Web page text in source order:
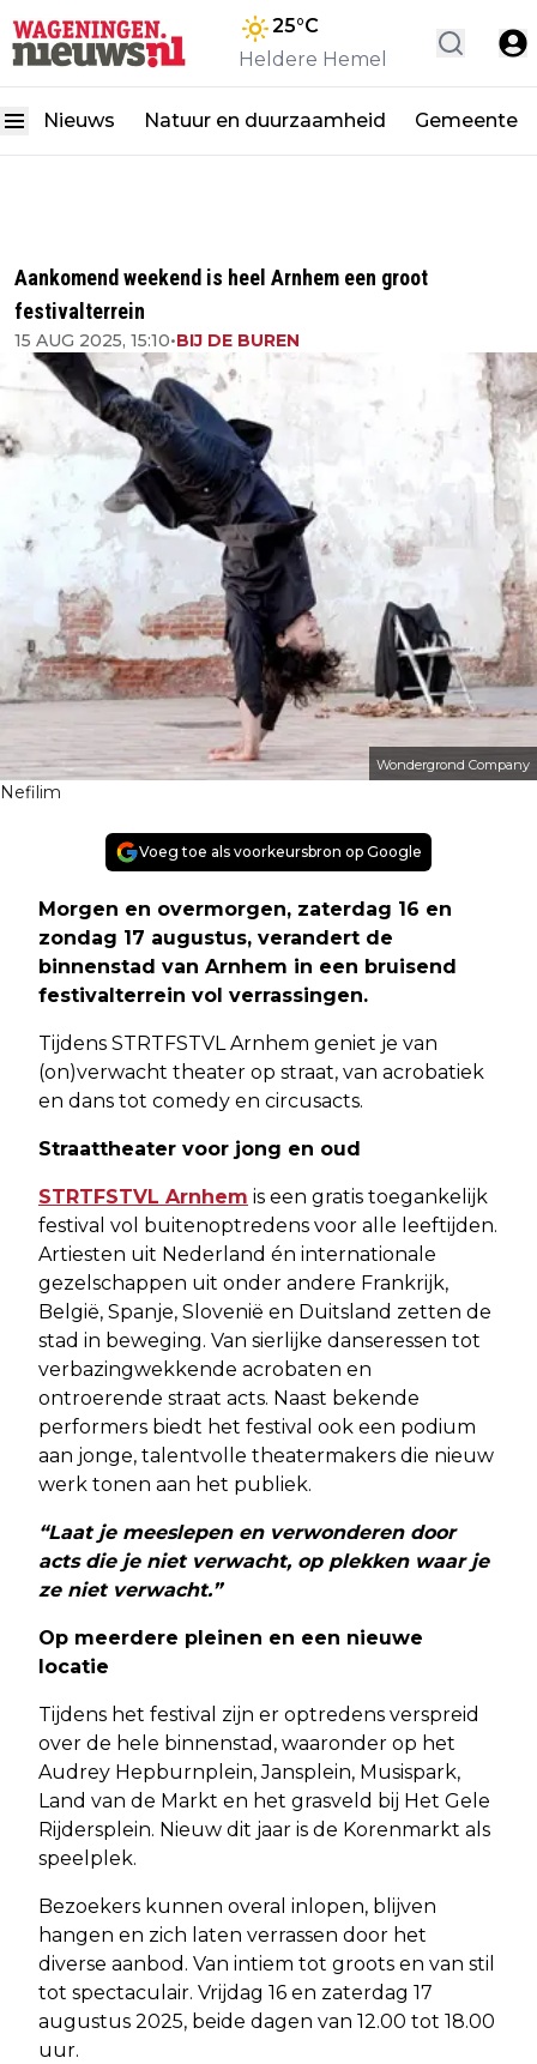
25°C
Heldere Hemel
Nieuws Natuur en duurzaamheid Gemeente
Aankomend weekend is heel Arnhem een groot
festivalterrein
15 AUG 2025, 15:10•BIJ DE BUREN
Wondergrond Company
Nefilim
Voeg toe als voorkeursbron op Google
Morgen en overmorgen, zaterdag 16 en
zondag 17 augustus, verandert de
binnenstad van Arnhem in een bruisend
festivalterrein vol verrassingen.
Tijdens STRTFSTVL Arnhem geniet je van
(on)verwacht theater op straat, van acrobatiek
en dans tot comedy en circusacts.
Straattheater voor jong en oud
STRTFSTVL Arnhem is een gratis toegankelijk
festival vol buitenoptredens voor alle leeftijden.
Artiesten uit Nederland én internationale
gezelschappen uit onder andere Frankrijk,
België, Spanje, Slovenië en Duitsland zetten de
stad in beweging. Van sierlijke danseressen tot
verbazingwekkende acrobaten en
ontroerende straat acts. Naast bekende
performers biedt het festival ook een podium
aan jonge, talentvolle theatermakers die nieuw
werk tonen aan het publiek.
“Laat je meeslepen en verwonderen door
acts die je niet verwacht, op plekken waar je
ze niet verwacht.”
Op meerdere pleinen en een nieuwe
locatie
Tijdens het festival zijn er optredens verspreid
over de hele binnenstad, waaronder op het
Audrey Hepburnplein, Jansplein, Musispark,
Land van de Markt en het grasveld bij Het Gele
Rijdersplein. Nieuw dit jaar is de Korenmarkt als
speelplek.
Bezoekers kunnen overal inlopen, blijven
hangen en zich laten verrassen door het
diverse aanbod. Van intiem tot groots en van stil
tot spectaculair. Vrijdag 16 en zaterdag 17
augustus 2025, beide dagen van 12.00 tot 18.00
uur.